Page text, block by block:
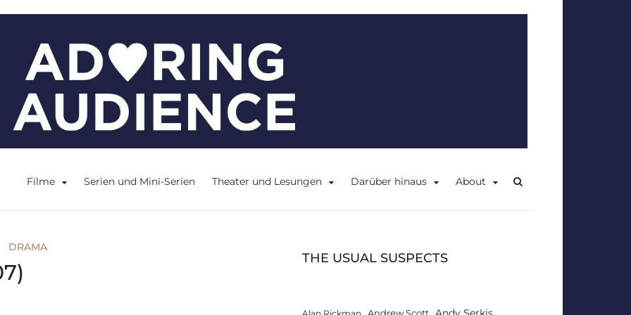
Filme Serien und Mini-Serien Theater und Lesungen Darüber hinaus About
DRAMA
THE USUAL SUSPECTS
Andy Serkis